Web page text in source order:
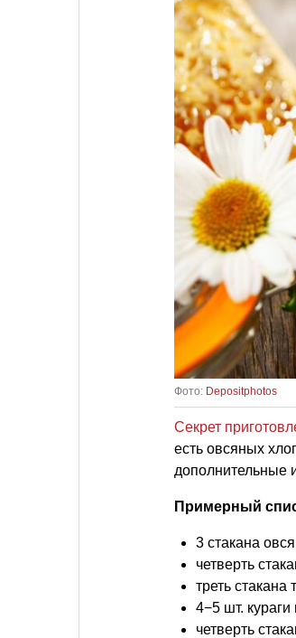
Фото: Depositphotos
Секрет
есть овсяных
дополнительные
Примерный
3 стакана
четверть
треть
4−5 шт.
четверть